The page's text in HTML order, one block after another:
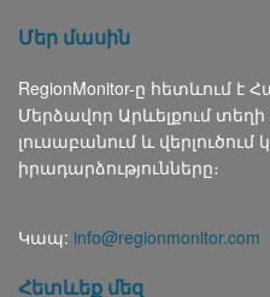
Մեր մասին
RegionMonitor-ը հետևում
Մերձավոր Արևելքում
լուսաբանում և վերլուծում
իրադարձությունները։
Կապ: info@regionmonitor.com
Հետևեք մեզ